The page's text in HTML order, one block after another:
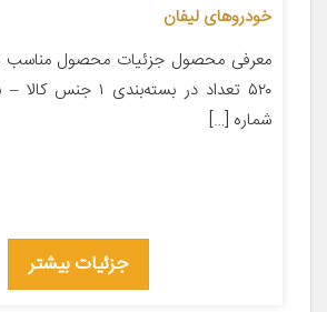
خودروهای لیفان
معرفی محصول جزئیات محصول مناسب
۵۲۰ تعداد در
شماره […]
جزئیات بیشتر